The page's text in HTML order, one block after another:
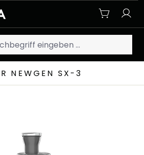
NEWGEN SX-3